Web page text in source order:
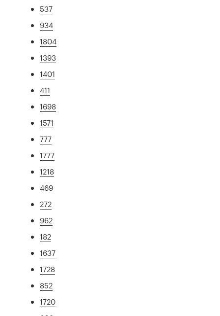
537
934
1804
1393
1401
411
1698
1571
777
1777
1218
469
272
962
182
1637
1728
852
1720